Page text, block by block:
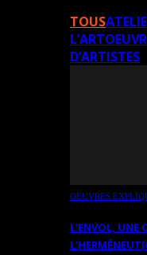
TOUS
L’ART
D’ARTISTES
OEUVRES
L’ENVOL, UNE